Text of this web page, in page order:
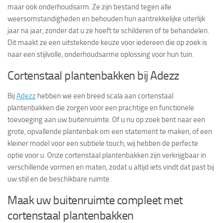
maar ook onderhoudsarm. Ze zijn bestand tegen alle
weersomstandigheden en behouden hun aantrekkelijke uiterlijk
jaar na jaar, zonder dat u ze hoeft te schilderen of te behandelen.
Dit maakt ze een uitstekende keuze voor iedereen die op zoek is
naar een stijlvolle, onderhoudsarme oplossing voor hun tuin.
Cortenstaal plantenbakken bij Adezz
BijAdezz hebben we een breed scala aan cortenstaal
plantenbakken die zorgen voor een prachtige en functionele
toevoeging aan uw buitenruimte. Of u nu op zoek bent naar een
grote, opvallende plantenbak om een statement te maken, of een
kleiner model voor een subtiele touch, wij hebben de perfecte
optie voor u. Onze cortenstaal plantenbakken zijn verkrijgbaar in
verschillende vormen en maten, zodat u altijd iets vindt dat past bij
uw stijl en de beschikbare ruimte.
Maak uw buitenruimte compleet met
cortenstaal plantenbakken